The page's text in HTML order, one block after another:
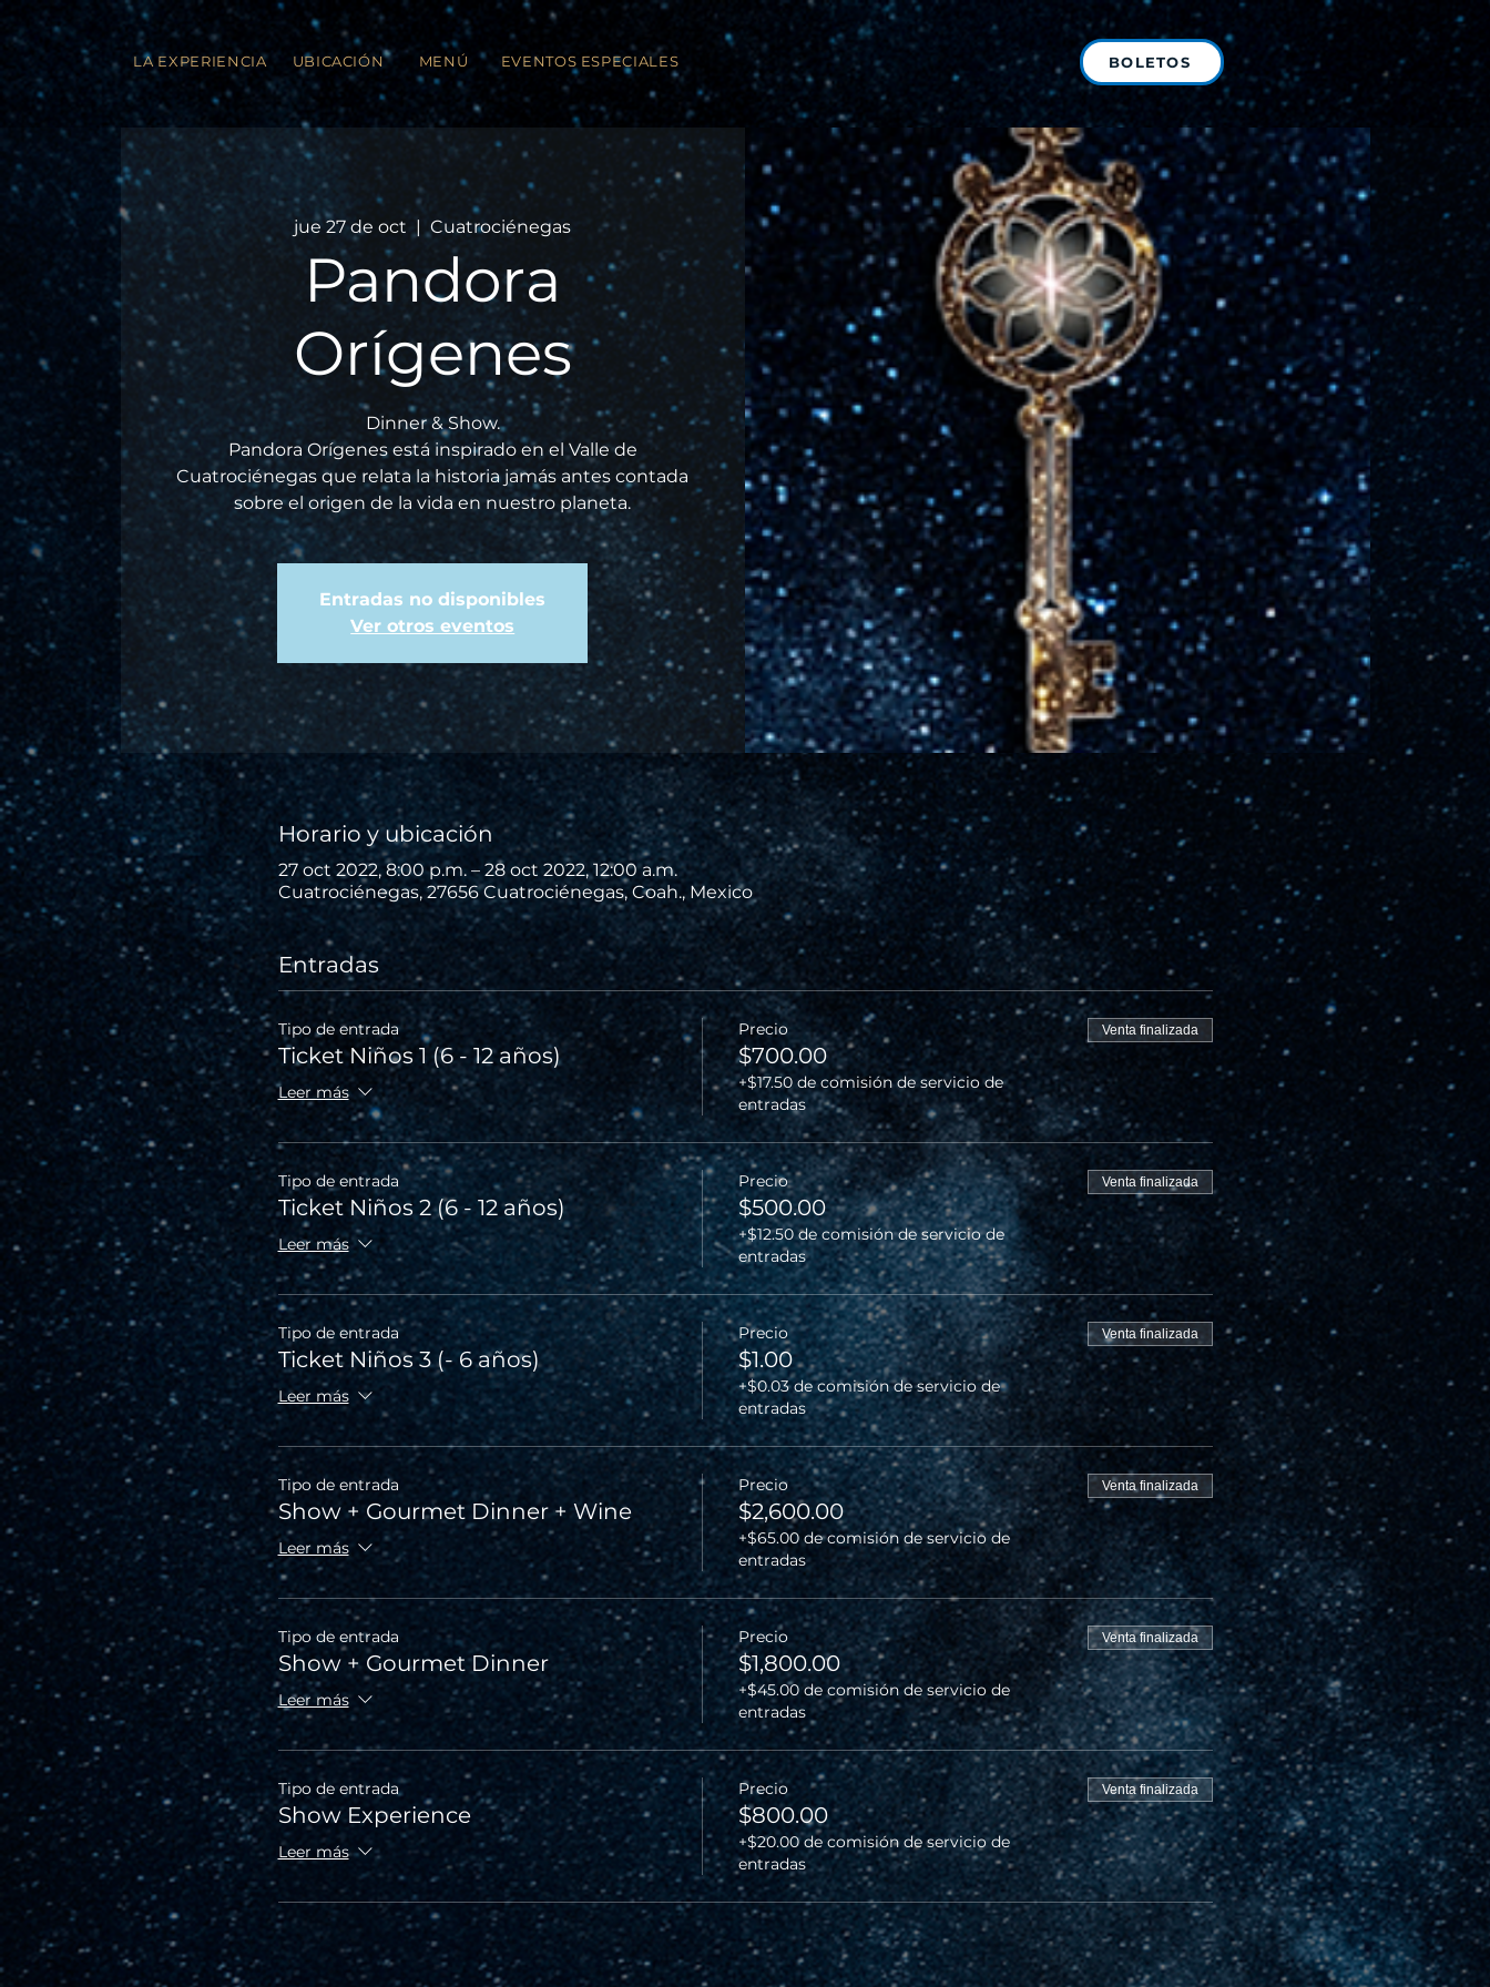
LA EXPERIENCIA UBICACIÓN MENÚ EVENTOS ESPECIALES BOLETOS
jue 27 de oct
  |
Cuatrociénegas
Pandora
Orígenes
Dinner & Show.
Pandora Orígenes está inspirado en el Valle de
Cuatrociénegas que relata la historia jamás antes contada
sobre el origen de la vida en nuestro planeta.
Entradas no disponibles
Ver otros eventos
Horario y ubicación
27 oct 2022, 8:00 p.m. – 28 oct 2022, 12:00 a.m.
Cuatrociénegas, 27656 Cuatrociénegas, Coah., Mexico
Entradas
Tipo de entrada
Ticket Niños 1 (6 - 12 años)
Leer más
Precio
$700.00
+$17.50 de comisión de servicio de
entradas
Venta finalizada
Tipo de entrada
Ticket Niños 2 (6 - 12 años)
Leer más
Precio
$500.00
+$12.50 de comisión de servicio de
entradas
Venta finalizada
Tipo de entrada
Ticket Niños 3 (- 6 años)
Leer más
Precio
$1.00
+$0.03 de comisión de servicio de
entradas
Venta finalizada
Tipo de entrada
Show + Gourmet Dinner + Wine
Leer más
Precio
$2,600.00
+$65.00 de comisión de servicio de
entradas
Venta finalizada
Tipo de entrada
Show + Gourmet Dinner
Leer más
Precio
$1,800.00
+$45.00 de comisión de servicio de
entradas
Venta finalizada
Tipo de entrada
Show Experience
Leer más
Precio
$800.00
+$20.00 de comisión de servicio de
entradas
Venta finalizada